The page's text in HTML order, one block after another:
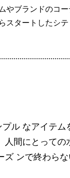
やブランドのコ
スタートしたシ
ル なアイテ
人間にとって
ンで終わら